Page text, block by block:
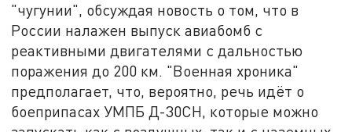
"чугунии", обсуждая новость о том, что в
России налажен выпуск авиабомб с
реактивными двигателями с дальностью
поражения до 200 км. "Военная хроника"
предполагает, что, вероятно, речь идёт о
боеприпасах УМПБ Д-30СН, которые можно